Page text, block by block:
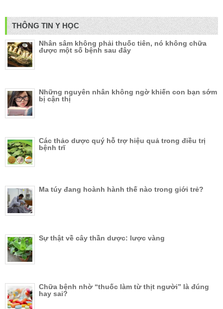
THÔNG TIN Y HỌC
Nhân sâm không phải thuốc tiên, nó không chữa
được một số bệnh sau đây
Những nguyên nhân không ngờ khiến con bạn sớm
bị cận thị
Các thảo dược quý hỗ trợ hiệu quả trong điều trị
bệnh trĩ
Ma túy đang hoành hành thế nào trong giới trẻ?
Sự thật về cây thần dược: lược vàng
Chữa bệnh nhờ “thuốc làm từ thịt người” là đúng
hay sai?